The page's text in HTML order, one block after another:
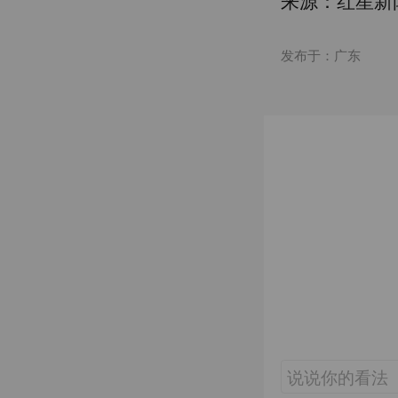
发布于：广东
说说你的看法